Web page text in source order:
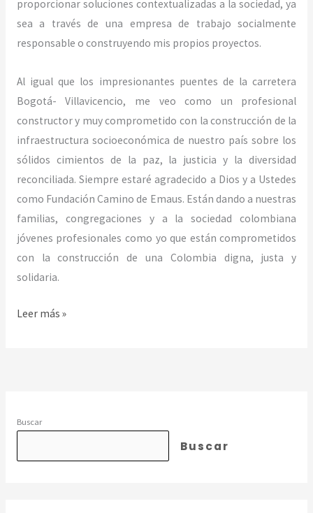
proporcionar soluciones contextualizadas a la sociedad, ya
sea a través de una empresa de trabajo socialmente
responsable o construyendo mis propios proyectos.
Al igual que los impresionantes puentes de la carretera
Bogotá- Villavicencio, me veo como un profesional
constructor y muy comprometido con la construcción de la
infraestructura socioeconómica de nuestro país sobre los
sólidos cimientos de la paz, la justicia y la diversidad
reconciliada. Siempre estaré agradecido a Dios y a Ustedes
como Fundación Camino de Emaus. Están dando a nuestras
familias, congregaciones y a la sociedad colombiana
jóvenes profesionales como yo que están comprometidos
con la construcción de una Colombia digna, justa y
solidaria.
Leer más »
Buscar
Buscar